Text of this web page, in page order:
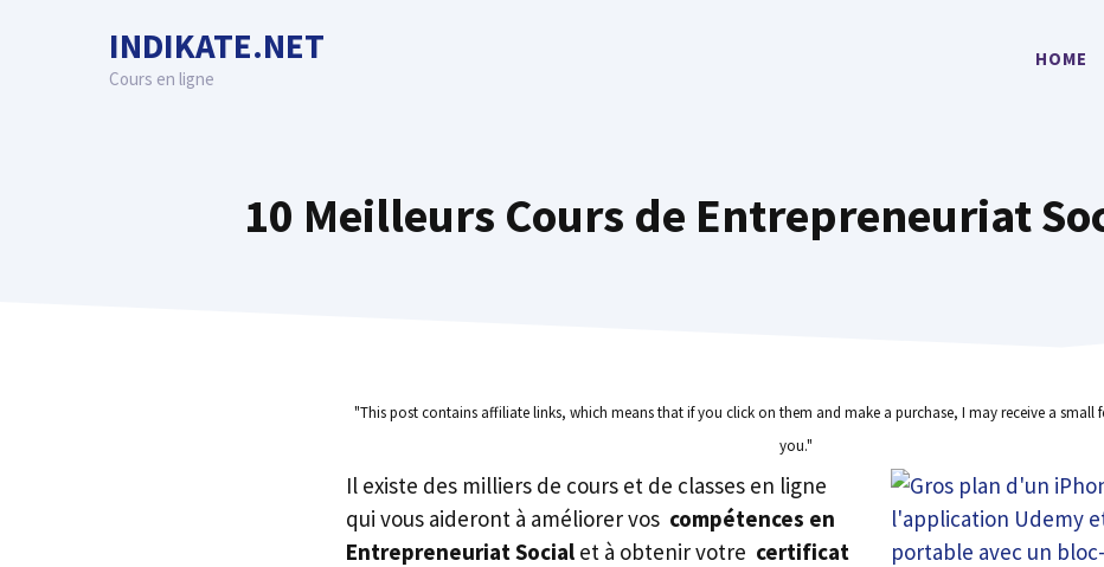
INDIKATE.NET
Cours en ligne
HOME
10 Meilleurs Cours de Entrepreneuriat
"This post contains affiliate links, which means that if you click on them and make a purchase, I may receive a small
you."
Il existe des milliers de cours et de classes en ligne
qui vous aideront à améliorer vos compétences en
Entrepreneuriat Social et à obtenir votre certificat